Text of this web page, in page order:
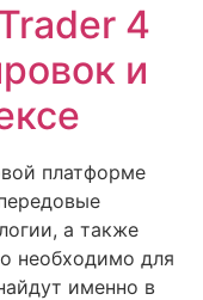
4
и
платформе
а также
необходимо для
именно в